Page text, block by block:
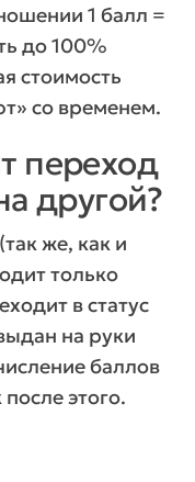
1 балл =
до 100%
стоимость
со временем.
переход
другой?
же, как и
только
в статус
на руки
баллов
этого.